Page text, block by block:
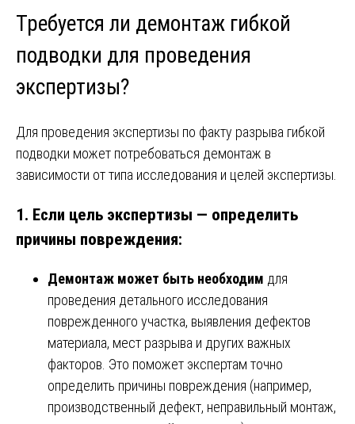
Требуется ли демонтаж гибкой
подводки для проведения
экспертизы?
Для проведения экспертизы по факту разрыва гибкой
подводки может потребоваться демонтаж в
зависимости от типа исследования и целей экспертизы.
1. Если цель экспертизы — определить
причины повреждения:
Демонтаж может быть необходим для
проведения детального исследования
поврежденного участка, выявления дефектов
материала, мест разрыва и других важных
факторов. Это поможет экспертам точно
определить причины повреждения (например,
производственный дефект, неправильный монтаж,